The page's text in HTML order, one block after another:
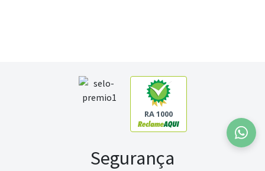
RA 1000
Segurança